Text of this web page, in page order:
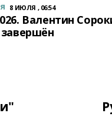
8 ИЮЛЯ , 06:54
Валентин
завершён